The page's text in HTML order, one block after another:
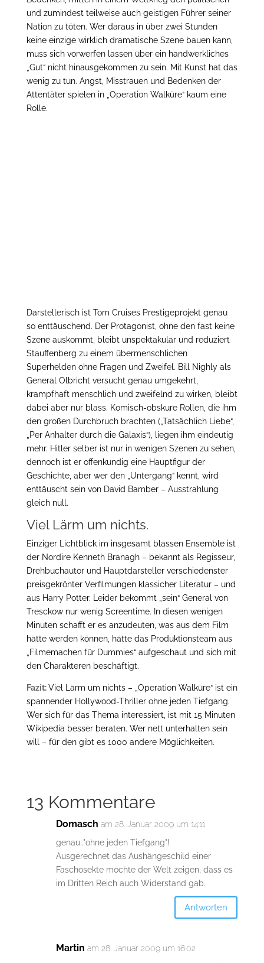
und zumindest teilweise auch geistigen Führer seiner
Nation zu töten. Wer daraus in über zwei Stunden
keine einzige wirklich dramatische Szene bauen kann,
muss sich vorwerfen lassen über ein handwerkliches
„Gut“ nicht hinausgekommen zu sein. Mit Kunst hat das
wenig zu tun. Angst, Misstrauen und Bedenken der
Attentäter spielen in „Operation Walküre“ kaum eine
Rolle.
Darstellerisch ist Tom Cruises Prestigeprojekt genau
so enttäuschend. Der Protagonist, ohne den fast keine
Szene auskommt, bleibt unspektakulär und reduziert
Stauffenberg zu einem übermenschlichen
Superhelden ohne Fragen und Zweifel. Bill Nighly als
General Olbricht versucht genau umgekehrt,
krampfhaft menschlich und zweifelnd zu wirken, bleibt
dabei aber nur blass. Komisch-obskure Rollen, die ihm
den großen Durchbruch brachten („Tatsächlich Liebe“,
„Per Anhalter durch die Galaxis“), liegen ihm eindeutig
mehr. Hitler selber ist nur in wenigen Szenen zu sehen,
dennoch ist er offenkundig eine Hauptfigur der
Geschichte, aber wer den „Untergang“ kennt, wird
enttäuscht sein von David Bamber – Ausstrahlung
gleich null.
Viel Lärm um nichts.
Einziger Lichtblick im insgesamt blassen Ensemble ist
der Nordire Kenneth Branagh – bekannt als Regisseur,
Drehbuchautor und Hauptdarsteller verschiedenster
preisgekrönter Verfilmungen klassicher Literatur – und
aus Harry Potter. Leider bekommt „sein“ General von
Tresckow nur wenig Screentime. In diesen wenigen
Minuten schafft er es anzudeuten, was aus dem Film
hätte werden können, hätte das Produktionsteam aus
„Filmemachen für Dummies“ aufgeschaut und sich mit
den Charakteren beschäftigt.
Fazit:Viel Lärm um nichts – „Operation Walküre“ ist ein
spannender Hollywood-Thriller ohne jeden Tiefgang.
Wer sich für das Thema interessiert, ist mit 15 Minuten
Wikipedia besser beraten. Wer nett unterhalten sein
will – für den gibt es 1000 andere Möglichkeiten.
13 Kommentare
Domasch am 28. Januar 2009 um 14:11
genau.."ohne jeden Tiefgang"!
Ausgerechnet das Aushängeschild einer
Faschosekte möchte der Welt zeigen, dass es
im Dritten Reich auch Widerstand gab.
Antworten
Martin am 28. Januar 2009 um 16:02